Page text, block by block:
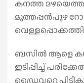
കനത്ത
മുത്തപ്പൻപുഴ
ബസിൽ ആളെ
ഇടിപ്പിച്ച്
ഡ്രൈവറെ